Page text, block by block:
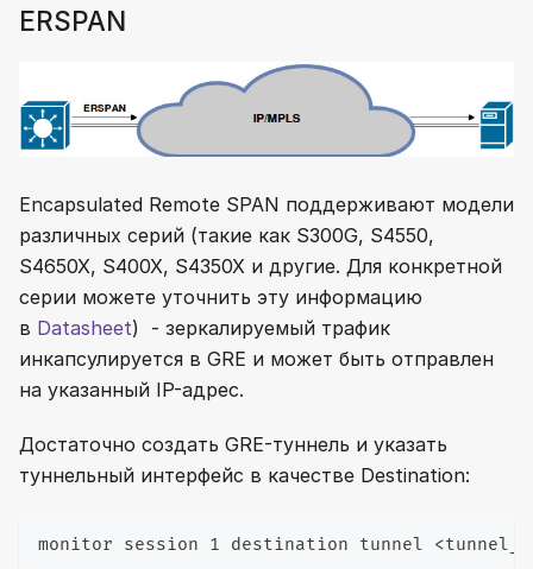
ERSPAN
Encapsulated Remote SPAN поддерживают модели
различных серий (такие как S300G, S4550,
S4650X, S400X, S4350X и другие. Для конкретной
серии можете уточнить эту информацию
в Datasheet) - зеркалируемый трафик
инкапсулируется в GRE и может быть отправлен
на указанный IP-адрес.
Достаточно создать GRE-туннель и указать
туннельный интерфейс в качестве Destination:
monitor session 1 destination tunnel